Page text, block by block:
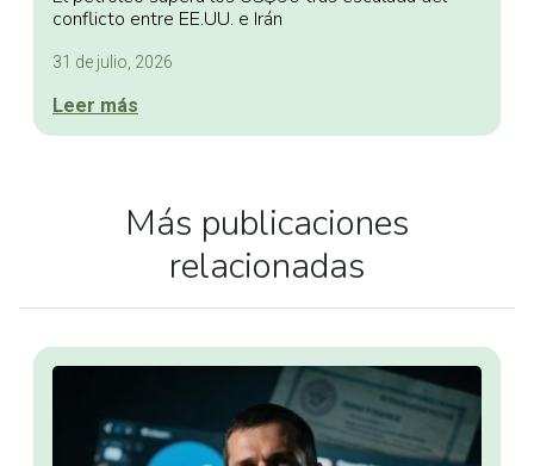
conflicto entre EE.UU. e Irán
31 de julio, 2026
Leer más
Más publicaciones
relacionadas